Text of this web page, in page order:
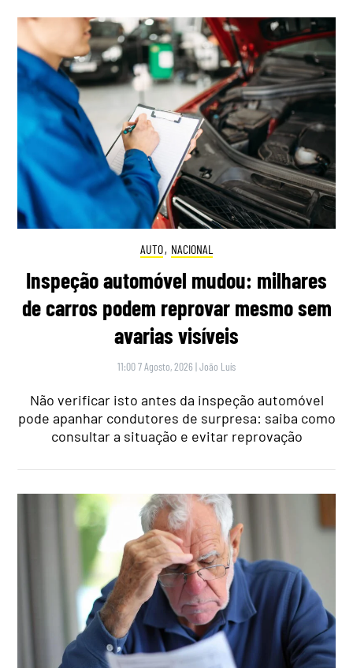
AUTO, NACIONAL
Inspeção automóvel mudou: milhares
de carros podem reprovar mesmo sem
avarias visíveis
11:00 7 Agosto, 2026 |João Luís
Não verificar isto antes da inspeção automóvel
pode apanhar condutores de surpresa: saiba como
consultar a situação e evitar reprovação